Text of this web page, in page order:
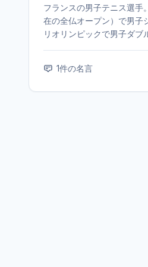
フランスの男子テニス選手
在の全仏オープン）で男子
リオリンピックで男子ダブ
1件の名言